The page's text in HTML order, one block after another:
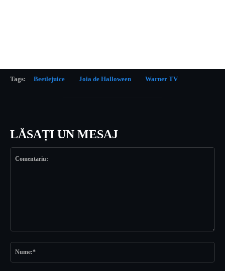
Tags: Beetlejuice Joia de Halloween Warner TV
LĂSAȚI UN MESAJ